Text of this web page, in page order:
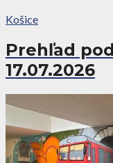
Košice
Prehľad
17.07.2026